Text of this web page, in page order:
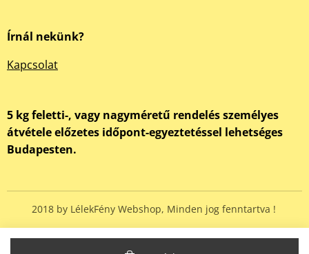
Írnál nekünk?
Kapcsolat
5 kg feletti-, vagy nagyméretű rendelés személyes
átvétele előzetes időpont-egyeztetéssel lehetséges
Budapesten.
2018 by LélekFény Webshop, Minden jog fenntartva !